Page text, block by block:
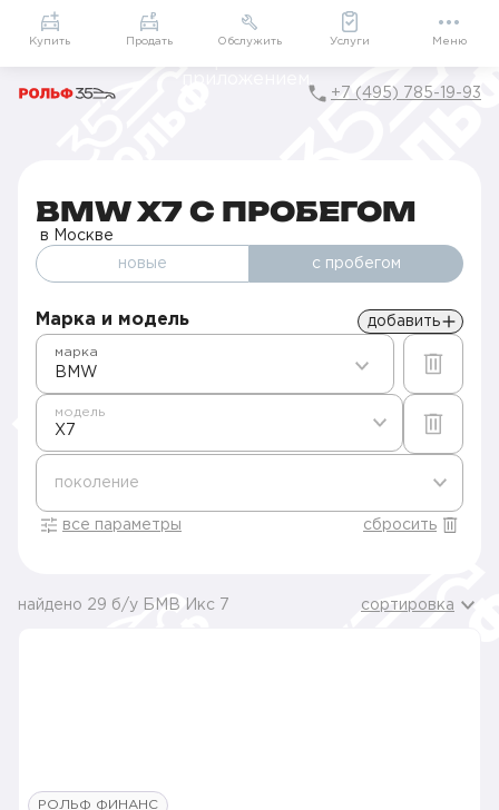
Приложение
Мой РОЛЬФ
Подарки внутри
+7 (495) 785-19-93
BMW X7 С ПРОБЕГОМ
в Москве
новые с пробегом
Марка и модель добавить
BMW
марка
X7
модель
поколение
все параметры сбросить
найдено 29 б/у БМВ Икс 7 сортировка
РОЛЬФ ФИНАНС
Купить Продать Обслужить Услуги Меню